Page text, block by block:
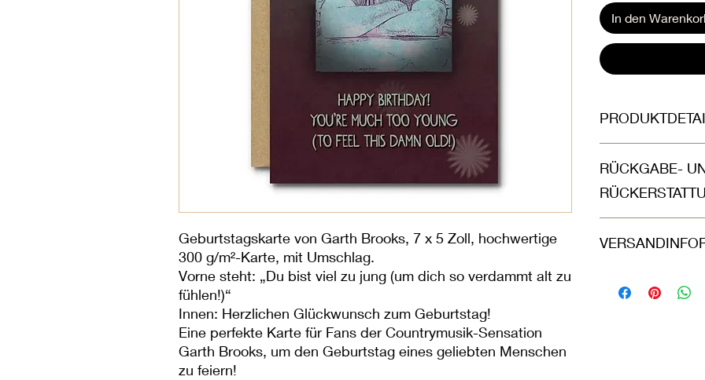
Geburtstagskarte von Garth Brooks, 7 x 5 Zoll, hochwertige
300 g/m²-Karte, mit Umschlag.
Vorne steht: „Du bist viel zu jung (um dich so verdammt alt zu
fühlen!)“
Innen: Herzlichen Glückwunsch zum Geburtstag!
Eine perfekte Karte für Fans der Countrymusik-Sensation
Garth Brooks, um den Geburtstag eines geliebten Menschen
zu feiern!
In den
weißer Karte (300 g/
hochwertigem
geschützt in einer
geliefert und in
knicken“ versandt.
RÜCKGABE-
Bestellungen
Zustand in ihrer
Großbritanniens: